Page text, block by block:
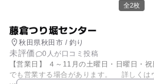
全2枚
藤倉つり堀センター
秋田県秋田市 / 釣り
未評価
0人が口コミ投稿
【営業日】 ４～11月の土曜日・日曜日・祝日 ※大型連休に合わせ、
でも営業する場合があります。 詳しくは